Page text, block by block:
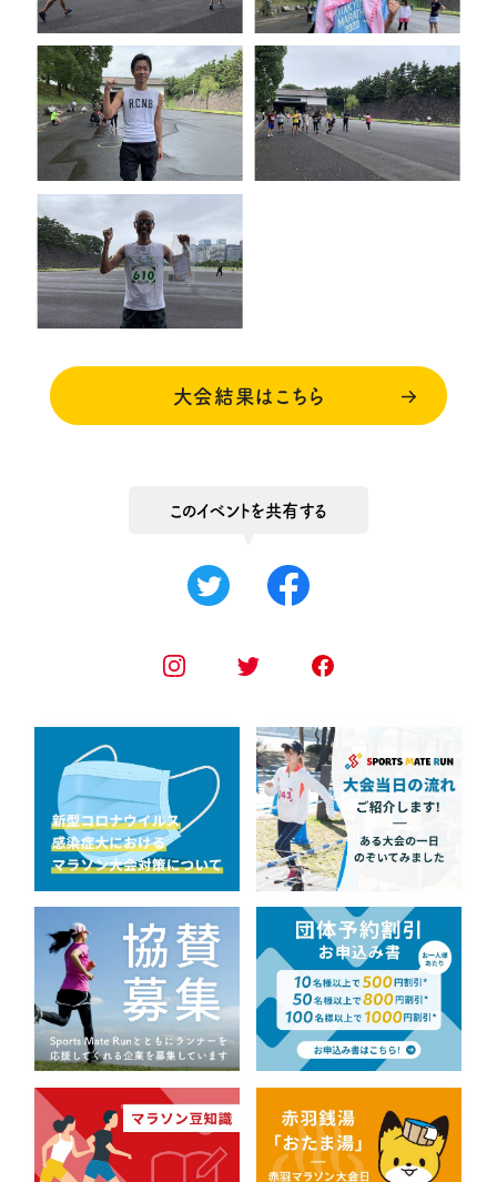
大会結果はこちら
このイベントを共有する